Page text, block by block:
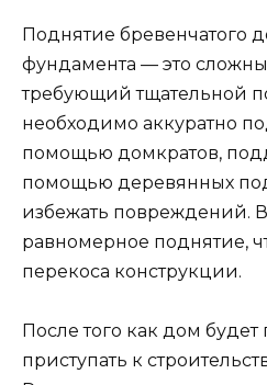
Поднятие бревенчатого
фундамента — это
требующий тщательной
необходимо аккуратно
помощью домкратов,
помощью деревянных
избежать повреждений.
равномерное поднятие,
перекоса конструкции.
После того как дом
приступать к